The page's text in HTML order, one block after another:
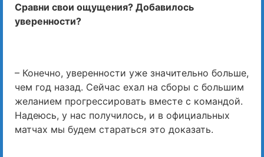
Сравни свои ощущения? Добавилось
уверенности?
– Конечно, уверенности уже значительно больше,
чем год назад. Сейчас ехал на сборы с большим
желанием прогрессировать вместе с командой.
Надеюсь, у нас получилось, и в официальных
матчах мы будем стараться это доказать.